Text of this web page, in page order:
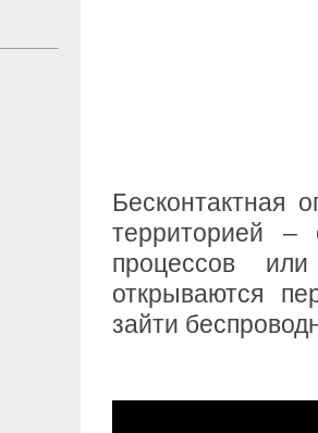
Бесконтактная
территорией –
процессов
открываются
зайти